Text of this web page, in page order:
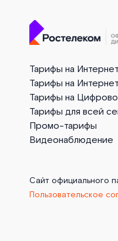
Тарифы на Интернет
Тарифы на
Тарифы на
Тарифы для всей
Промо-тарифы
Видеонаблюдение
Сайт официального
Пользовательское